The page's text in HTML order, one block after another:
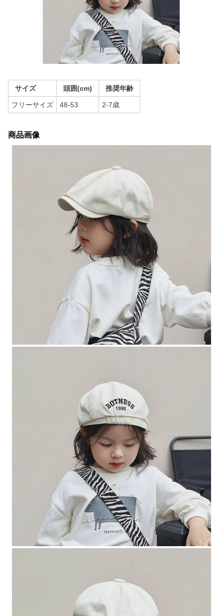
サイズ 頭囲(cm) 推奨年齢
フリーサイズ 48-53 2-7歳
商品画像